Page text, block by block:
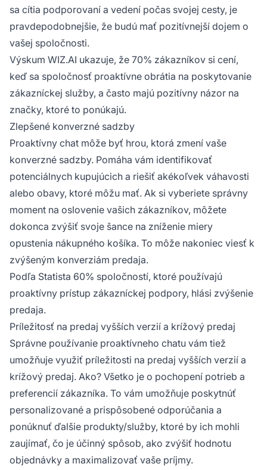
sa cítia podporovaní a vedení počas svojej cesty, je
pravdepodobnejšie, že budú mať pozitívnejší dojem o
vašej spoločnosti.
Výskum WIZ.AI ukazuje, že 70% zákazníkov si cení,
keď sa spoločnosť proaktívne obrátia na poskytovanie
zákazníckej služby, a často majú pozitívny názor na
značky, ktoré to ponúkajú.
Zlepšené konverzné sadzby
Proaktívny chat môže byť hrou, ktorá zmení vaše
konverzné sadzby. Pomáha vám identifikovať
potenciálnych kupujúcich a riešiť akékoľvek váhavosti
alebo obavy, ktoré môžu mať. Ak si vyberiete správny
moment na oslovenie vašich zákazníkov, môžete
dokonca zvýšiť svoje šance na zníženie miery
opustenia nákupného košíka. To môže nakoniec viesť k
zvýšeným konverziám predaja.
Podľa Statista 60% spoločností, ktoré používajú
proaktívny prístup zákazníckej podpory, hlási zvýšenie
predaja.
Príležitosť na predaj vyšších verzií a krížový predaj
Správne používanie proaktívneho chatu vám tiež
umožňuje využiť príležitosti na predaj vyšších verzií a
krížový predaj. Ako? Všetko je o pochopení potrieb a
preferencií zákazníka. To vám umožňuje poskytnúť
personalizované a prispôsobené odporúčania a
ponúknuť ďalšie produkty/služby, ktoré by ich mohli
zaujímať, čo je účinný spôsob, ako zvýšiť hodnotu
objednávky a maximalizovať vaše príjmy.